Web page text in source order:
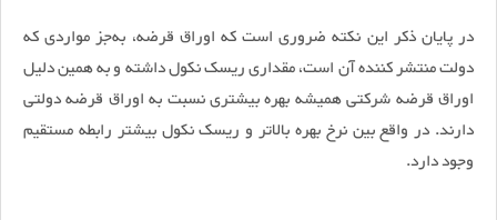
در پایان ذکر این نکته ضروری است که اوراق قرضه‌، به‌جز مواردی که
دولت منتشر کننده آن است، مقداری ریسک نکول داشته و به همین دلیل
اوراق قرضه شرکتی همیشه بهره‌ بیشتری نسبت ‌به اوراق قرضه دولتی
دارند. در واقع بین نرخ بهره بالاتر و ریسک نکول بیشتر رابطه مستقیم
وجود دارد.